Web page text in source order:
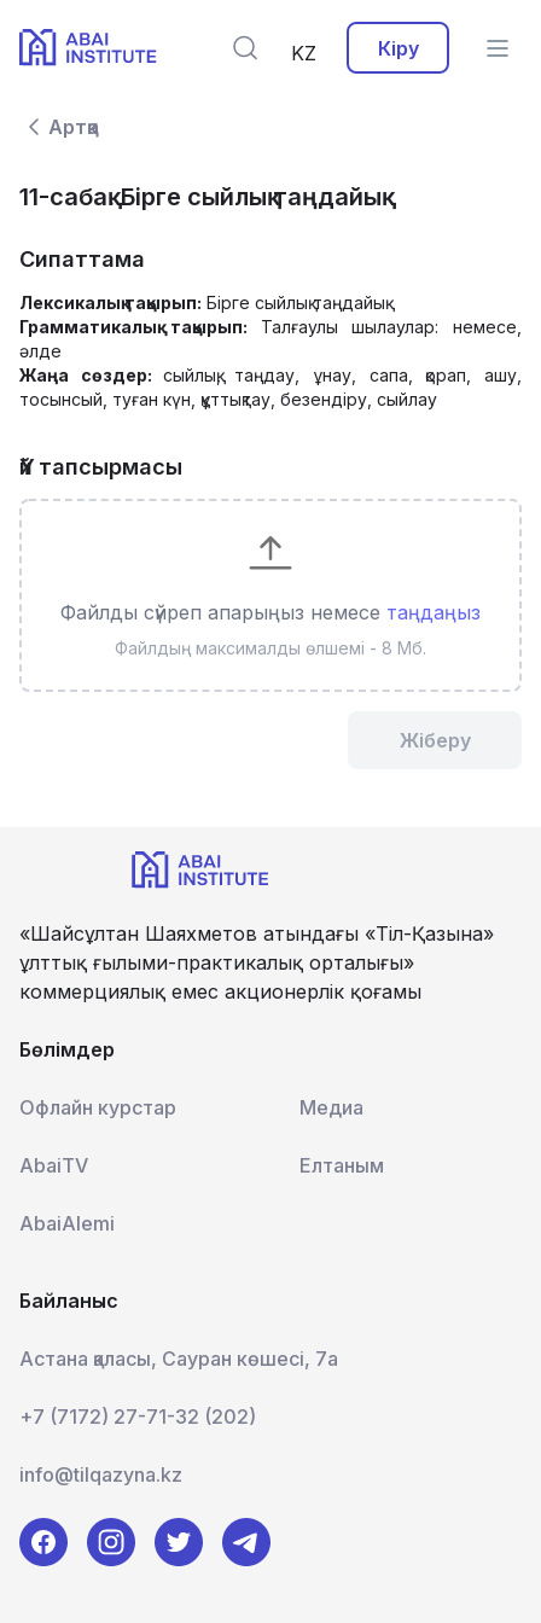
KZ Кіру
Артқа
11-сабақ. Бірге сыйлық таңдайық
Сипаттама
Лексикалық тақырып: Бірге сыйлық таңдайық
Грамматикалық тақырып: Талғаулы шылаулар: немесе,
әлде
Жаңа сөздер:сыйлық, таңдау, ұнау, сапа, қорап, ашу,
тосынсый, туған күн, құттықтау, безендіру, сыйлау
Үй тапсырмасы
Файлды сүйреп апарыңыз немесе таңдаңыз
Файлдың максималды өлшемі - 8 Мб.
Жіберу
«Шайсұлтан Шаяхметов атындағы «Тіл-Қазына»
ұлттық ғылыми-практикалық орталығы»
коммерциялық емес акционерлік қоғамы
Бөлімдер
Офлайн курстар Медиа
AbaiTV Елтаным
AbaiAlemi
Байланыс
Астана қаласы, Сауран көшесі, 7а
+7 (7172) 27-71-32 (202)
info@tilqazyna.kz